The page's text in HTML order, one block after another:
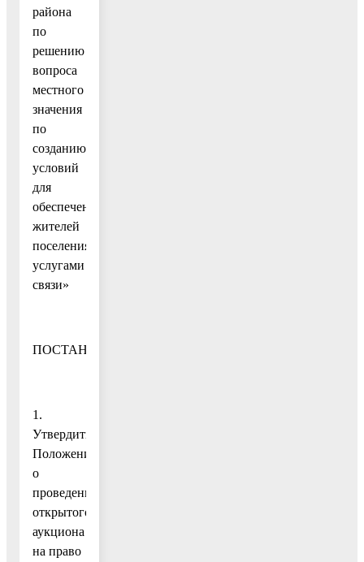
района
по
решению
вопроса
местного
значения
по
созданию
условий
для
обеспечения
жителей
поселения
услугами
связи»
ПОСТАНОВЛЯЮ:
1.
Утвердить
Положение
о
проведении
открытого
аукциона
на право